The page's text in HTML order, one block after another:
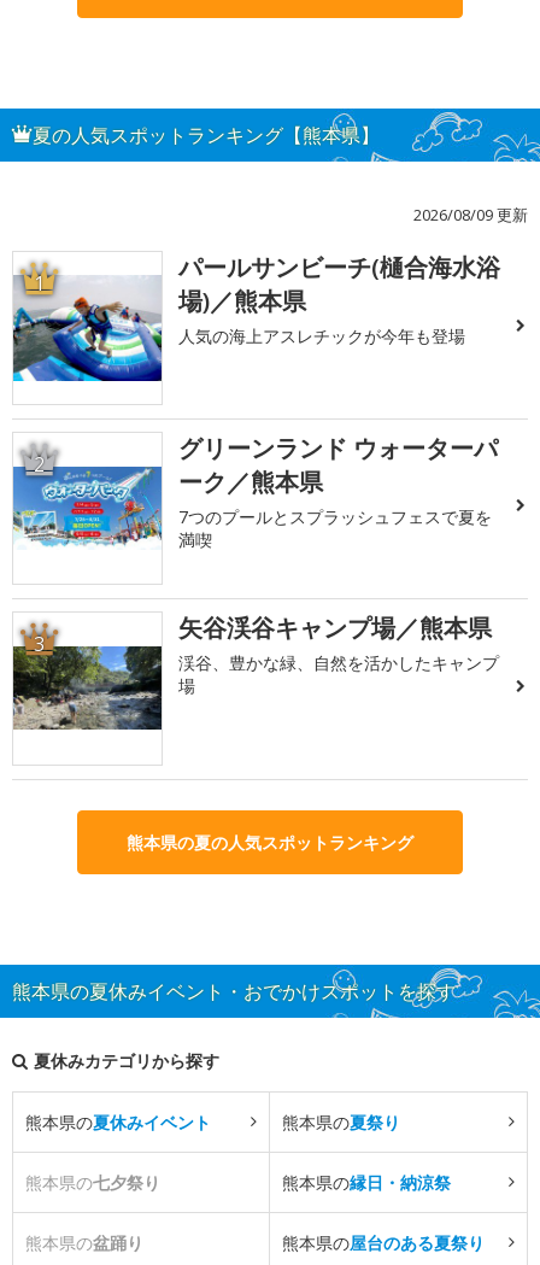
夏の人気スポットランキング【熊本県】
2026/08/09 更新
1
パールサンビーチ(樋合海水浴
場)／熊本県
人気の海上アスレチックが今年も登場
2
グリーンランド ウォーターパ
ーク／熊本県
7つのプールとスプラッシュフェスで夏を
満喫
3 矢谷渓谷キャンプ場／熊本県
渓谷、豊かな緑、自然を活かしたキャンプ
場
熊本県の夏の人気スポットランキング
熊本県の夏休みイベント・おでかけスポットを探す
夏休みカテゴリから探す
熊本県の夏休みイベント 熊本県の夏祭り
熊本県の七夕祭り 熊本県の縁日・納涼祭
熊本県の盆踊り 熊本県の屋台のある夏祭り